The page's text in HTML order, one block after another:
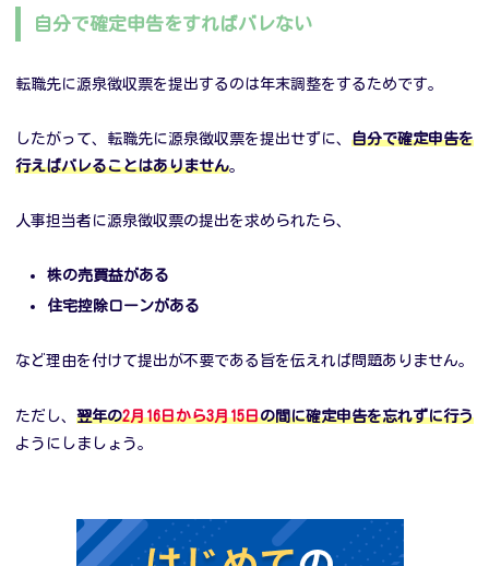
自分で確定申告をすればバレない
転職先に源泉徴収票を提出するのは年末調整をするためです。
したがって、転職先に源泉徴収票を提出せずに、 自分で確定申告を
行えばバレることはありません。
人事担当者に源泉徴収票の提出を求められたら、
株の売買益がある
住宅控除ローンがある
など理由を付けて提出が不要である旨を伝えれば問題ありません。
ただし、 翌年の2月16日から3月15日の間に確定申告を忘れずに行う
ようにしましょう。